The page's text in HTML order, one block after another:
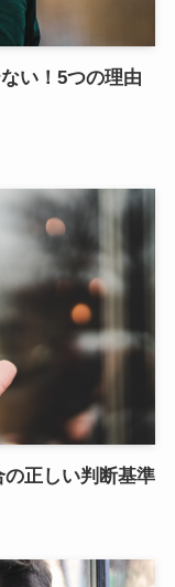
い！5つの理由
正しい判断基準